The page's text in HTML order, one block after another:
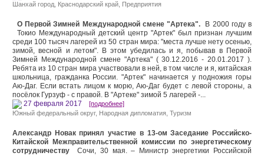
Шанхай город Краснодарский край Предприятия
О Первой Зимней Международной смене "Артека". В 2000 году в
Токио Международный детский центр "Артек" был признан лучшим
среди 100 тысяч лагерей из 50 стран мира: "места лучше нету осенью,
зимой, весной и летом". В этом убедилась и я, побывав в Первой
Зимней Международной смене "Артека" ( 30.12.2016 - 20.01.2017 ).
Ребята из 10 стран мира участвовали в ней, в том числе и я, китайская
школьница, гражданка России. "Артек" начинается у подножия горы
Аю-Даг. Если встать лицом к морю, Аю-Даг будет с левой стороны, а
посёлок Гурзуф - с правой. В "Артеке" зимой 5 лагерей -...
27 февраля 2017 [подробнее]
Южный федеральный округ, Народная дипломатия Туризм
Александр Новак принял участие в 13-ом Заседание Российско-
Китайской Межправительственной комиссии по энергетическому
сотрудничеству Сочи, 30 мая. – Министр энергетики Российской